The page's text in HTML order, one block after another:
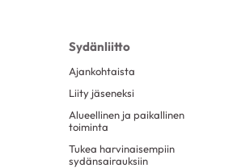
Sydänliitto
Ajankohtaista
Liity jäseneksi
Alueellinen ja paikallinen
toiminta
Tukea harvinaisempiin
sydänsairauksiin